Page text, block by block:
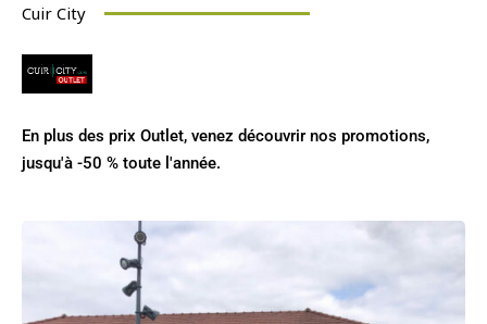
Cuir City
En plus des prix Outlet, venez découvrir nos promotions,
jusqu'à -50 % toute l'année.